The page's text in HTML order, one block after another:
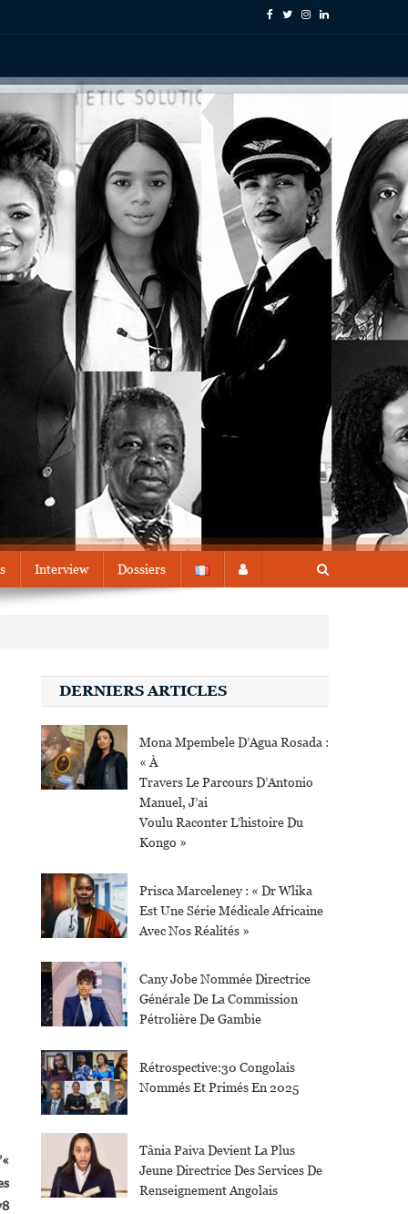
Interview Dossiers
DERNIERS ARTICLES
Mona Mpembele D’Agua Rosada :
« À
Travers Le Parcours D’Antonio
Manuel, J’ai
Voulu Raconter L’histoire Du
Kongo »
Prisca Marceleney : « Dr Wlika
Est Une Série Médicale Africaine
Avec Nos Réalités »
Cany Jobe Nommée Directrice
Générale De La Commission
Pétrolière De Gambie
Rétrospective:30 Congolais
Nommés Et Primés En 2025
Tânia Paiva Devient La Plus
Jeune Directrice Des Services De
Renseignement Angolais